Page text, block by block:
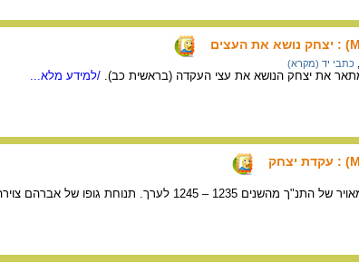
כתבי יד (מקרא)
/למידע מלא...
ציור של עקדת יצחק מתוך כתב יד מאויר של התנ"ך מהשנים 1235 –